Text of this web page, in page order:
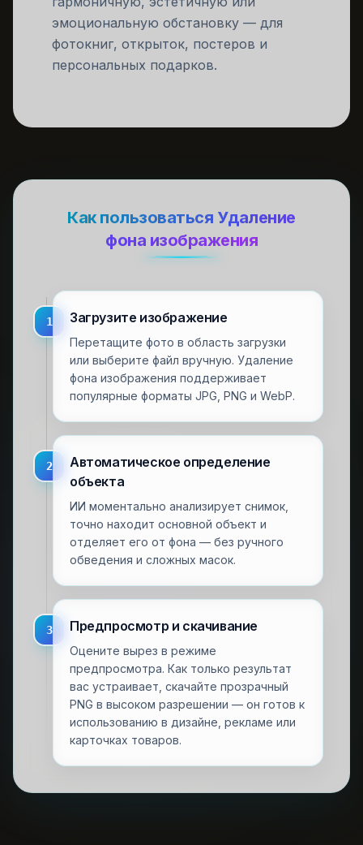
эмоциональную обстановку — для
фотокниг, открыток, постеров и
персональных подарков.
Как пользоваться Удаление
фона изображения
1 Загрузите изображение
Перетащите фото в область загрузки
или выберите файл вручную. Удаление
фона изображения поддерживает
популярные форматы JPG, PNG и WebP.
2
Автоматическое определение
объекта
ИИ моментально анализирует снимок,
точно находит основной объект и
отделяет его от фона — без ручного
обведения и сложных масок.
3 Предпросмотр и скачивание
Оцените вырез в режиме
предпросмотра. Как только результат
вас устраивает, скачайте прозрачный
PNG в высоком разрешении — он готов к
использованию в дизайне, рекламе или
карточках товаров.